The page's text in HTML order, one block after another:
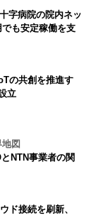
字病院の院内ネッ
でも安定稼働を支
の共創を推進す
立
図
NTN事業者の関
ド接続を刷新、